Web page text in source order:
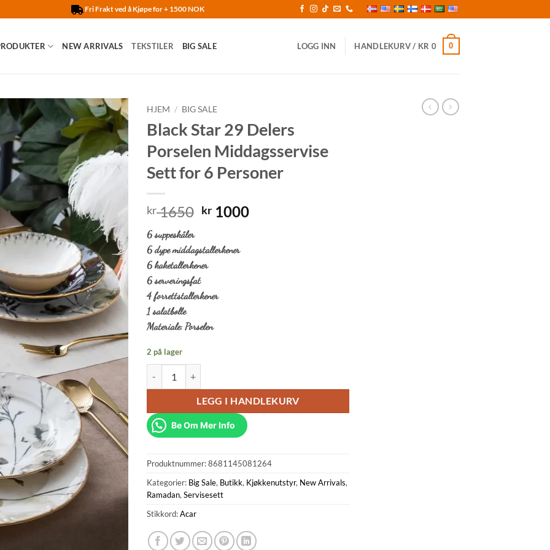
Fri Frakt ved å Kjøpe for + 1500 NOK
NEW ARRIVALS TEKSTILER BIG SALE LOGG INN HANDLEKURV / KR 0 0
Legg til
ønskelisten
HJEM / BIG SALE
Black Star 29 Delers
Porselen Middagsservise
Sett for 6 Personer
kr1650 Opprinnelig
kr 1650.
kr 1000Nåværende
6 suppeskåler
6 dype middagstallerkener
6 kaketallerkener
6 serveringsfat
4 forrettstallerkener
1 salatbolle
Materiale: Porselen
2 på lager
LEGG I HANDLEKURV
Be Om Mer Info
Produktnummer:8681145081264
Kategorier: Big Sale, Butikk, Kjøkkenutstyr, New Arrivals,
Ramadan,Servisesett
Stikkord:Acar